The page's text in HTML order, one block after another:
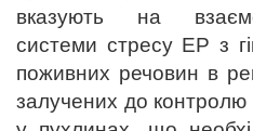
вказують на
системи стресу ЕР з
поживних речовин в
залучених до контролю